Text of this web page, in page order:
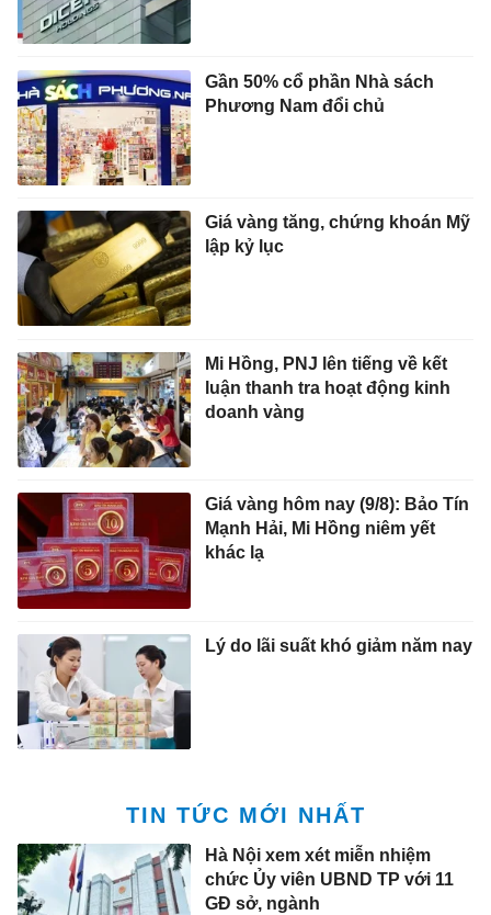
Gần 50% cổ phần Nhà sách
Phương Nam đổi chủ
Giá vàng tăng, chứng khoán Mỹ
lập kỷ lục
Mi Hồng, PNJ lên tiếng về kết
luận thanh tra hoạt động kinh
doanh vàng
Giá vàng hôm nay (9/8): Bảo Tín
Mạnh Hải, Mi Hồng niêm yết
khác lạ
Lý do lãi suất khó giảm năm nay
TIN TỨC MỚI NHẤT
Hà Nội xem xét miễn nhiệm
chức Ủy viên UBND TP với 11
GĐ sở, ngành